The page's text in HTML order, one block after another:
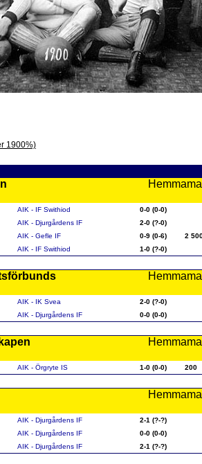
1900%)
AIK - IF Swithiod
0-0 (0-0)
AIK - Djurgårdens IF
2-0 (?-0)
AIK - Gefle IF 0-9 (0-6)
2
AIK - IF Swithiod 1-0 (?-0)
AIK - IK Svea
2-0 (?-0)
AIK - Djurgårdens IF 0-0 (0-0)
AIK - Örgryte IS 1-0 (0-0) 200
AIK - Djurgårdens IF
2-1 (?-?)
AIK - Djurgårdens IF
0-0 (0-0)
AIK - Djurgårdens IF 2-1 (?-?)